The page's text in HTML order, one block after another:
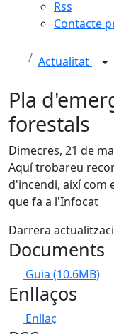
Rss
Contacte
Actualitat
Pla
forestals
Dimecres, 21 de
Aquí trobareu
d'incendi, així com
que fa a l'Infocat
Darrera
Documents
Guia (10.6MB)
Enllaços
Enllaç